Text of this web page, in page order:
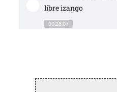
libre izango
00:28:07